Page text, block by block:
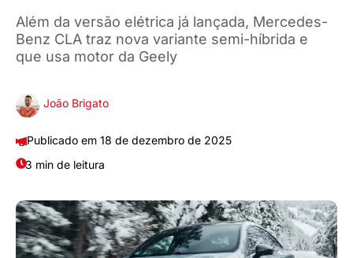
Além da versão elétrica já lançada, Mercedes-
Benz CLA traz nova variante semi-híbrida e
que usa motor da Geely
João Brigato
18 de dezembro de 2025
3 min de leitura